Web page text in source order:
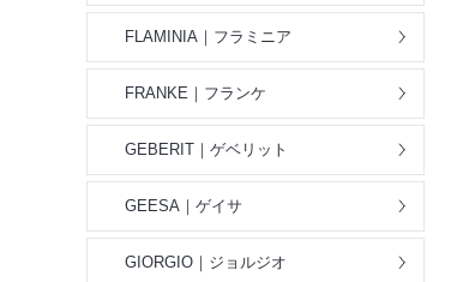
FLAMINIA｜フラミニア
FRANKE｜フランケ
GEBERIT｜ゲベリット
GEESA｜ゲイサ
GIORGIO｜ジョルジオ